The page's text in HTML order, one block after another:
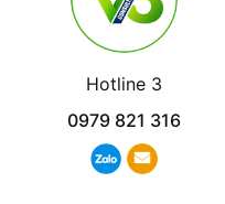
Hotline 3
0979 821 316